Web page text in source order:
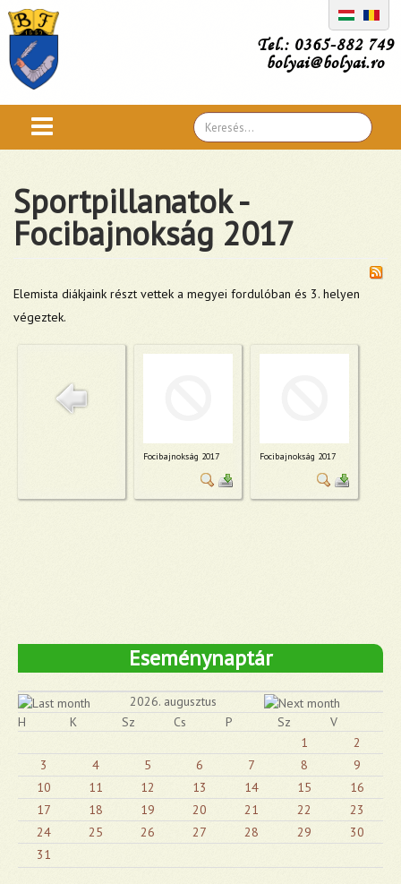
Tel.: 0365-882 749
bolyai@bolyai.ro
Search
...
Sportpillanatok -
Focibajnokság 2017
Elemista diákjaink részt vettek a megyei fordulóban és 3. helyen
végeztek.
Focibajnokság 2017 Focibajnokság 2017
Eseménynaptár
2026. augusztus
H
K Sz Cs P Sz
V
1
2
3
4 5 6 7 8
9
10
11 12 13 14 15
16
17
18 19 20 21 22
23
24
25 26 27 28 29
30
31